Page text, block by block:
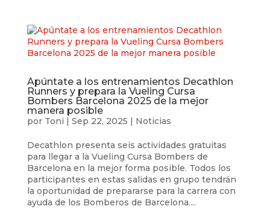
Apúntate a los entrenamientos Decathlon
Runners y prepara la Vueling Cursa
Bombers Barcelona 2025 de la mejor
manera posible
por Toni Sep 22, 2025 Noticias
Decathlon presenta seis actividades gratuitas
para llegar a la Vueling Cursa Bombers de
Barcelona en la mejor forma posible. Todos los
participantes en estas salidas en grupo tendrán
la oportunidad de prepararse para la carrera con
ayuda de los Bomberos de Barcelona....